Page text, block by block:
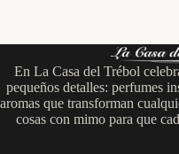
En La Casa del Trébol
pequeños detalles: perfumes
aromas que transforman
cosas con mimo para que